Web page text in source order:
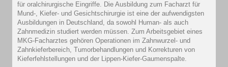
für oralchirurgische Eingriffe. Die Ausbildung zum Facharzt für
Mund-, Kiefer- und Gesichtschirurgie ist eine der aufwendigsten
Ausbildungen in Deutschland, da sowohl Human- als auch
Zahnmedizin studiert werden müssen. Zum Arbeitsgebiet eines
MKG-Facharztes gehören Operationen im Zahnwurzel- und
Zahnkieferbereich, Tumorbehandlungen und Korrekturen von
Kieferfehlstellungen und der Lippen-Kiefer-Gaumenspalte.